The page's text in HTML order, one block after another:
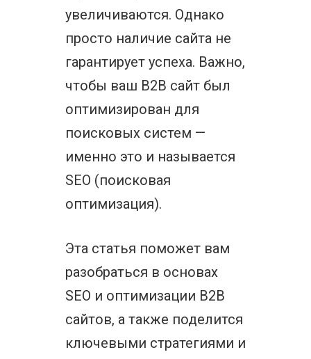
увеличиваются. Однако
просто наличие сайта не
гарантирует успеха. Важно,
чтобы ваш B2B сайт был
оптимизирован для
поисковых систем —
именно это и называется
SEO (поисковая
оптимизация).
Эта статья поможет вам
разобраться в основах
SEO и оптимизации B2B
сайтов, а также поделится
ключевыми стратегиями и